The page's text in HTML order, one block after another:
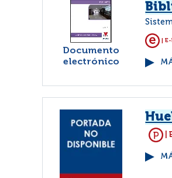
Documento
electrónico
|
|